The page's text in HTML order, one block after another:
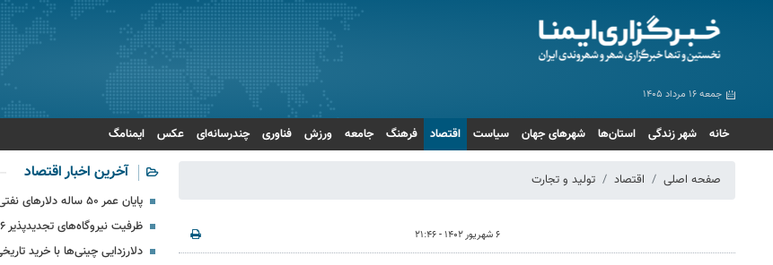
جمعه ۱۶ مرداد ۱۴۰۵
خانه شهر زندگی استان‌ها شهرهای جهان سیاست اقتصاد فرهنگ جامعه ورزش فناوری چندرسانه‌ای عکس ایمنامگ
صفحه اصلی اقتصاد تولید و تجارت
۶ شهریور ۱۴۰۲ - ۲۱:۴۶
آخرین اخبار اقتصاد
پایان عمر ۵۰ ساله دلارهای نفتی به دست ایران
ظرفیت نیروگاه‌های تجدیدپذیر ۴.۶ برابر شد
دلارزدایی چینی‌ها با خرید